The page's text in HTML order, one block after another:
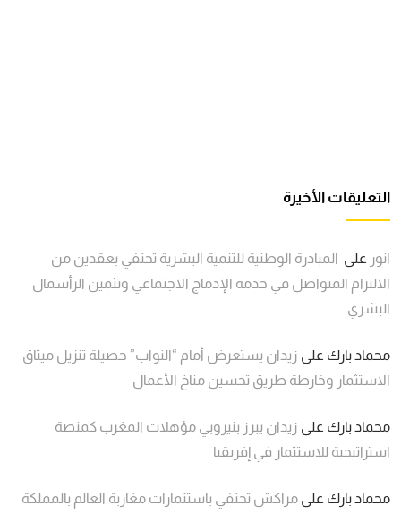
التعليقات الأخيرة
انور على المبادرة الوطنية للتنمية البشرية تحتفي بعقدين من
الالتزام المتواصل في خدمة الإدماج الاجتماعي وتثمين الرأسمال
البشري
محماد بارك على زيدان يستعرض أمام “النواب” حصيلة تنزيل ميثاق
الاستثمار وخارطة طريق تحسين مناخ الأعمال
محماد بارك على زيدان يبرز بنيروبي مؤهلات المغرب كمنصة
استراتيجية للاستثمار في إفريقيا
محماد بارك على مراكش تحتفي باستثمارات مغاربة العالم بالمملكة